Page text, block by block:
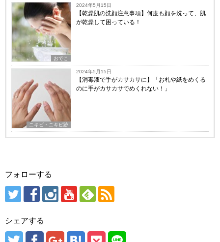
おでこ
2024年5月15日
【乾燥肌の洗顔注意事項】何度も顔を洗って、肌
が乾燥して困っている！
ニキビ・ニキビ跡
2024年5月15日
【消毒液で手がカサカサに】「お札や紙をめくる
のに手がカサカサでめくれない！」
フォローする
シェアする